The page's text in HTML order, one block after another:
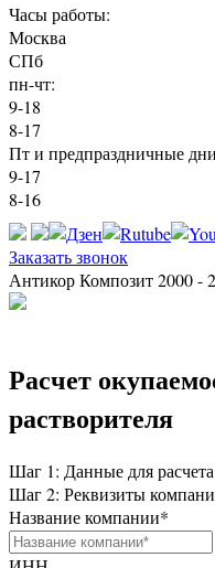
Часы работы:
Москва
СПб
пн-чт:
9-18
8-17
Пт и предпраздничные
9-17
8-16
Заказать звонок
Антикор Композит 2000 -
Расчет
растворителя
Шаг 1: Данные для
Шаг 2: Реквизиты
Название компании*